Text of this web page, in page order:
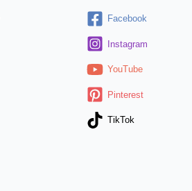
Facebook
Instagram
YouTube
Pinterest
TikTok